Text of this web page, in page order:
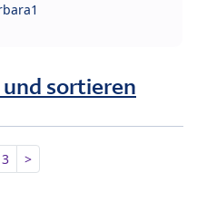
sortieren
3 >